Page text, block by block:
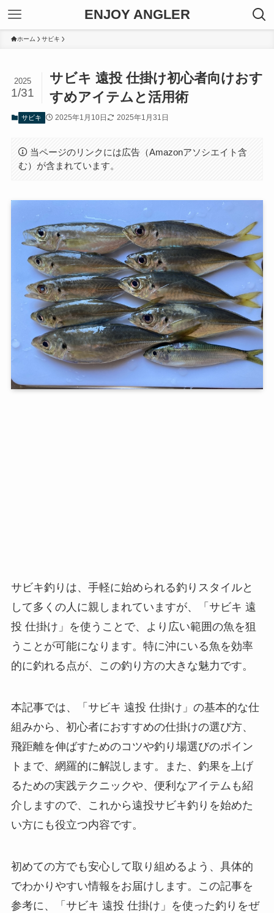
ENJOY ANGLER
ホーム サビキ
サビキ 遠投 仕掛け初心者向けおす
すめアイテムと活用術
2025
1/31
サビキ 2025年1月10日 2025年1月31日
当ページのリンクには広告（Amazonアソシエイト含
む）が含まれています。
サビキ釣りは、手軽に始められる釣りスタイルと
して多くの人に親しまれていますが、「サビキ 遠
投 仕掛け」を使うことで、より広い範囲の魚を狙
うことが可能になります。特に沖にいる魚を効率
的に釣れる点が、この釣り方の大きな魅力です。
本記事では、「サビキ 遠投 仕掛け」の基本的な仕
組みから、初心者におすすめの仕掛けの選び方、
飛距離を伸ばすためのコツや釣り場選びのポイン
トまで、網羅的に解説します。また、釣果を上げ
るための実践テクニックや、便利なアイテムも紹
介しますので、これから遠投サビキ釣りを始めた
い方にも役立つ内容です。
初めての方でも安心して取り組めるよう、具体的
でわかりやすい情報をお届けします。この記事を
参考に、「サビキ 遠投 仕掛け」を使った釣りをぜ